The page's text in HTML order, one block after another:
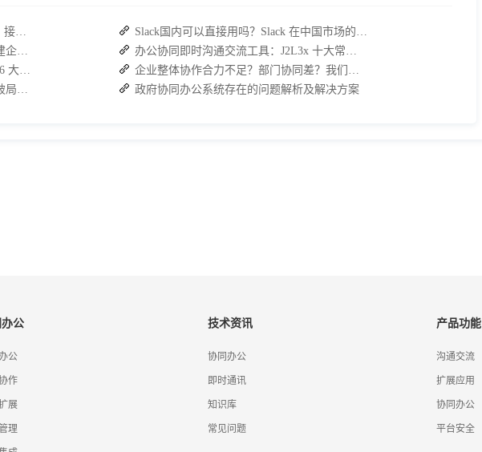
告别单打独斗：协同工作重塑团队效率，接而连打造数据合规协作空间
打破信息孤岛：接而连以协同 + 共享构建企业高效办公生态
2026 政企内网协同排行榜：接而连领衔 6 大私有化方案，安全与效率双升级
打通政企沟通 “最后一公里”：从堵点到破局的路径解析
Slack国内可以直接用吗？Slack 在中国市场的使用现状及替代方案探讨
办公协同即时沟通交流工具：J2L3x 十大常用具体功能介绍
企业整体协作合力不足？部门协同差？我们来帮您攻破！
政府协同办公系统存在的问题解析及解决方案
公
公
作
展
理
技术资讯
协同办公
即时通讯
知识库
常见问题
产品功能
沟通交流
扩展应用
协同办公
平台安全